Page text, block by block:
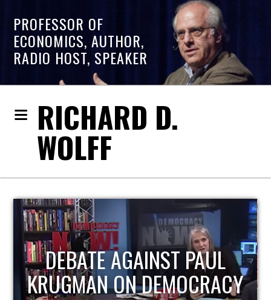
PROFESSOR OF
ECONOMICS, AUTHOR,
RADIO HOST, SPEAKER
RICHARD D.
WOLFF
HOST OF ECONOMIC
UPDATE